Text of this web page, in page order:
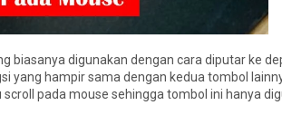
digunakan dengan cara diputar ke
yang hampir sama dengan kedua tombol
pada mouse sehingga tombol ini hanya